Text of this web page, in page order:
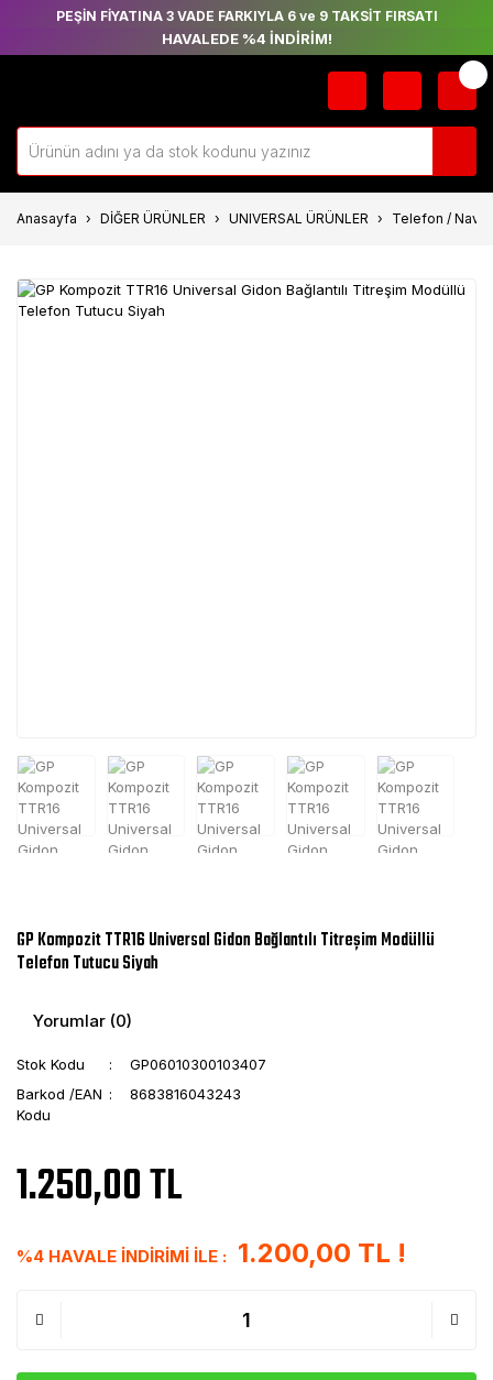
PEŞİN FİYATINA 3 VADE FARKIYLA 6 ve 9 TAKSİT FIRSATI
HAVALEDE %4 İNDİRİM!
Anasayfa DİĞER ÜRÜNLER UNIVERSAL ÜRÜNLER Telefon /
GP Kompozit TTR16 Universal Gidon Bağlantılı Titreşim Modüllü
Telefon Tutucu Siyah
Yorumlar (0)
Stok Kodu
GP06010300103407
Barkod /EAN
Kodu
8683816043243
1.250,00 TL
%4 HAVALE İNDİRİMİ İLE : 1.200,00 TL !